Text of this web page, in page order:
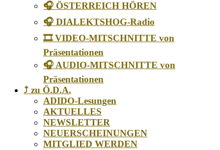
🎧 ÖSTERREICH HÖREN
🎧 DIALEKTSHOG-Radio
🎞️ VIDEO-MITSCHNITTE von
Präsentationen
🎧 AUDIO-MITSCHNITTE von
Präsentationen
⤴️ zu Ö.D.A.
ADIDO-Lesungen
AKTUELLES
NEWSLETTER
NEUERSCHEINUNGEN
MITGLIED WERDEN